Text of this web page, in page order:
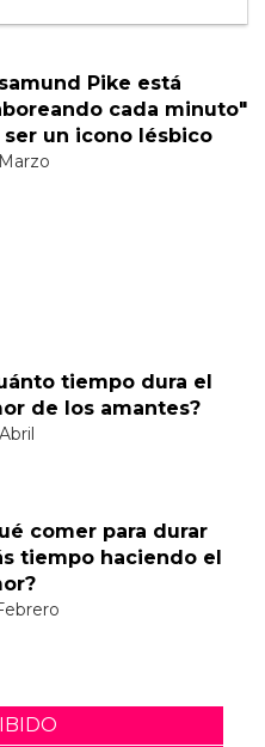
Pike está
cada minuto"
ser un icono lésbico
tiempo dura el
de los amantes?
comer para durar
tiempo haciendo el